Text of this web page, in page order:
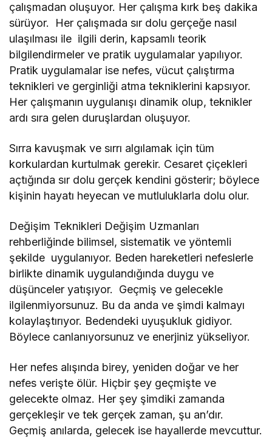
çalışmadan oluşuyor. Her çalışma kırk beş dakika
sürüyor. Her çalışmada sır dolu gerçeğe nasıl
ulaşılması ile ilgili derin, kapsamlı teorik
bilgilendirmeler ve pratik uygulamalar yapılıyor.
Pratik uygulamalar ise nefes, vücut çalıştırma
teknikleri ve gerginliği atma tekniklerini kapsıyor.
Her çalışmanın uygulanışı dinamik olup, teknikler
ardı sıra gelen duruşlardan oluşuyor.
Sırra kavuşmak ve sırrı algılamak için tüm
korkulardan kurtulmak gerekir. Cesaret çiçekleri
açtığında sır dolu gerçek kendini gösterir; böylece
kişinin hayatı heyecan ve mutluluklarla dolu olur.
Değişim Teknikleri Değişim Uzmanları
rehberliğinde bilimsel, sistematik ve yöntemli
şekilde uygulanıyor. Beden hareketleri nefeslerle
birlikte dinamik uygulandığında duygu ve
düşünceler yatışıyor. Geçmiş ve gelecekle
ilgilenmiyorsunuz. Bu da anda ve şimdi kalmayı
kolaylaştırıyor. Bedendeki uyuşukluk gidiyor.
Böylece canlanıyorsunuz ve enerjiniz yükseliyor.
Her nefes alışında birey, yeniden doğar ve her
nefes verişte ölür. Hiçbir şey geçmişte ve
gelecekte olmaz. Her şey şimdiki zamanda
gerçekleşir ve tek gerçek zaman, şu an’dır.
Geçmiş anılarda, gelecek ise hayallerde mevcuttur.